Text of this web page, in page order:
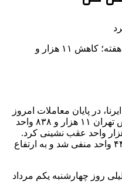
در پایان معاملات امروز
شنبه، چهارم مرداد شاخص کل بورس تهران ۱۱ هزار و ۸۳۸ واحد
شد و به تراز ۲ میلیون و ۸۲۵ هزار واحد عقب نشینی کرد.
شاخص فرابورس هم چهار هزار و ۴۴۲ واحد منفی شد و به ارتفاع
روز چهارشنبه یکم مرداد